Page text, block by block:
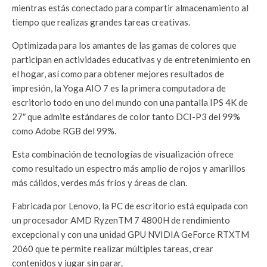
mientras estás conectado para compartir almacenamiento al
tiempo que realizas grandes tareas creativas.
Optimizada para los amantes de las gamas de colores que
participan en actividades educativas y de entretenimiento en
el hogar, así como para obtener mejores resultados de
impresión, la Yoga AIO 7 es la primera computadora de
escritorio todo en uno del mundo con una pantalla IPS 4K de
27″ que admite estándares de color tanto DCI-P3 del 99%
como Adobe RGB del 99%.
Esta combinación de tecnologías de visualización ofrece
como resultado un espectro más amplio de rojos y amarillos
más cálidos, verdes más fríos y áreas de cian.
Fabricada por Lenovo, la PC de escritorio está equipada con
un procesador AMD RyzenTM 7 4800H de rendimiento
excepcional y con una unidad GPU NVIDIA GeForce RTXTM
2060 que te permite realizar múltiples tareas, crear
contenidos y jugar sin parar.